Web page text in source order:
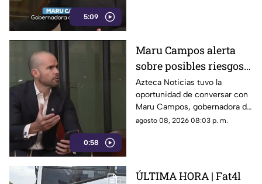
5:09
0:58
Maru Campos alerta
sobre posibles riesgos
para la libertad de
expresión
Azteca Noticias tuvo la
oportunidad de conversar con
Maru Campos, gobernadora de
Chihuahua, quien habló sobre
para la libertad de expresión
agosto 08, 2026 08:03 p. m.
ÚLTIMA HORA | Fat4l